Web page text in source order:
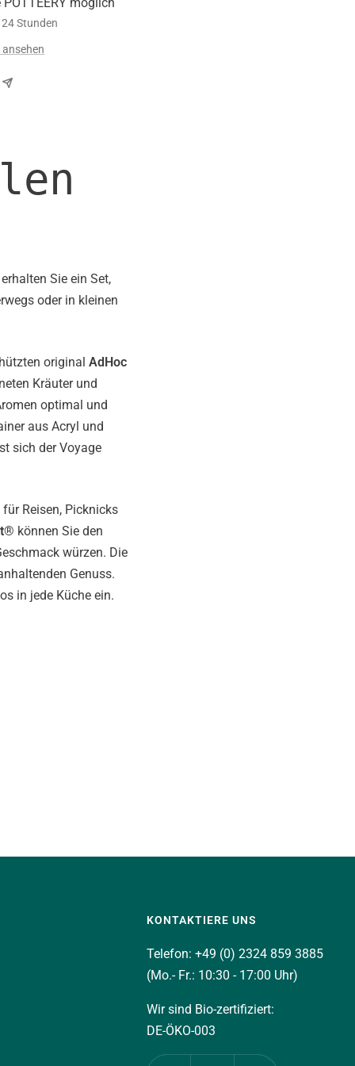
Stunden
Sie ein Set,
oder in kleinen
original AdHoc
Kräuter und
optimal und
aus Acryl und
sich der Voyage
Reisen, Picknicks
® können Sie den
würzen. Die
Genuss.
in jede Küche ein.
KONTAKTIERE UNS
Telefon: +49 (0) 2324 859 3885
(Mo.- Fr.: 10:30 - 17:00 Uhr)
Wir sind Bio-zertifiziert:
DE-ÖKO-003